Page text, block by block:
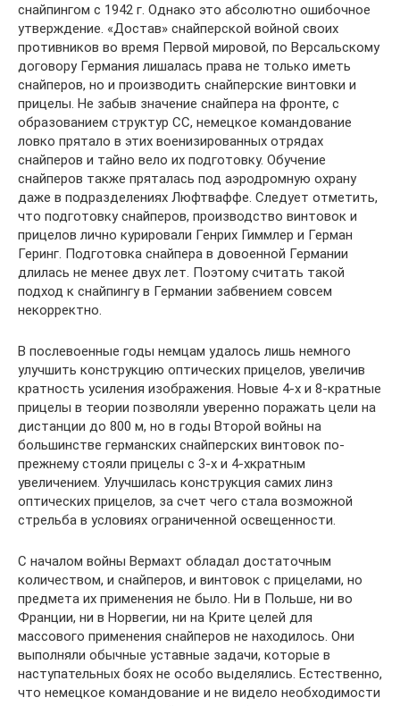
снайпингом с 1942 г. Однако это абсолютно ошибочное
утверждение. «Достав» снайперской войной своих
противников во время Первой мировой, по Версальскому
договору Германия лишалась права не только иметь
снайперов, но и производить снайперские винтовки и
прицелы. Не забыв значение снайпера на фронте, с
образованием структур СС, немецкое командование
ловко прятало в этих военизированных отрядах
снайперов и тайно вело их подготовку. Обучение
снайперов также пряталась под аэродромную охрану
даже в подразделениях Люфтваффе. Следует отметить,
что подготовку снайперов, производство винтовок и
прицелов лично курировали Генрих Гиммлер и Герман
Геринг. Подготовка снайпера в довоенной Германии
длилась не менее двух лет. Поэтому считать такой
подход к снайпингу в Германии забвением совсем
некорректно.
В послевоенные годы немцам удалось лишь немного
улучшить конструкцию оптических прицелов, увеличив
кратность усиления изображения. Новые 4-х и 8-кратные
прицелы в теории позволяли уверенно поражать цели на
дистанции до 800 м, но в годы Второй войны на
большинстве германских снайперских винтовок по-
прежнему стояли прицелы с 3-х и 4-хкратным
увеличением. Улучшилась конструкция самих линз
оптических прицелов, за счет чего стала возможной
стрельба в условиях ограниченной освещенности.
С началом войны Вермахт обладал достаточным
количеством, и снайперов, и винтовок с прицелами, но
предмета их применения не было. Ни в Польше, ни во
Франции, ни в Норвегии, ни на Крите целей для
массового применения снайперов не находилось. Они
выполняли обычные уставные задачи, которые в
наступательных боях не особо выделялись. Естественно,
что немецкое командование и не видело необходимости